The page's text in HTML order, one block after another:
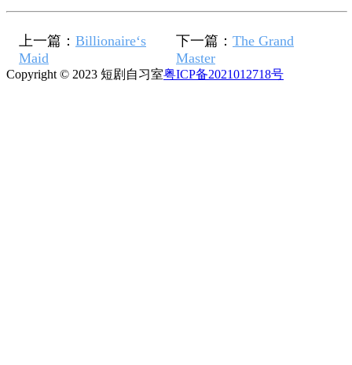
上一篇： Billionaire‘s
Maid
下一篇： The Grand
Master
Copyright © 2023 短剧自习室粤ICP备2021012718号